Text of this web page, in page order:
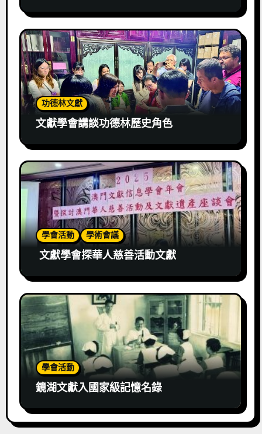
功德林文獻
文獻學會講談功德林歷史角色
學會活動 學術會議
文獻學會探華人慈善活動文獻
學會活動
鏡湖文獻入國家級記憶名錄